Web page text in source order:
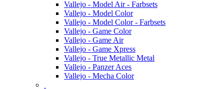
Vallejo - Model Air - Farbsets
Vallejo - Model Color
Vallejo - Model Color - Farbsets
Vallejo - Game Color
Vallejo - Game Air
Vallejo - Game Xpress
Vallejo - True Metallic Metal
Vallejo - Panzer Aces
Vallejo - Mecha Color